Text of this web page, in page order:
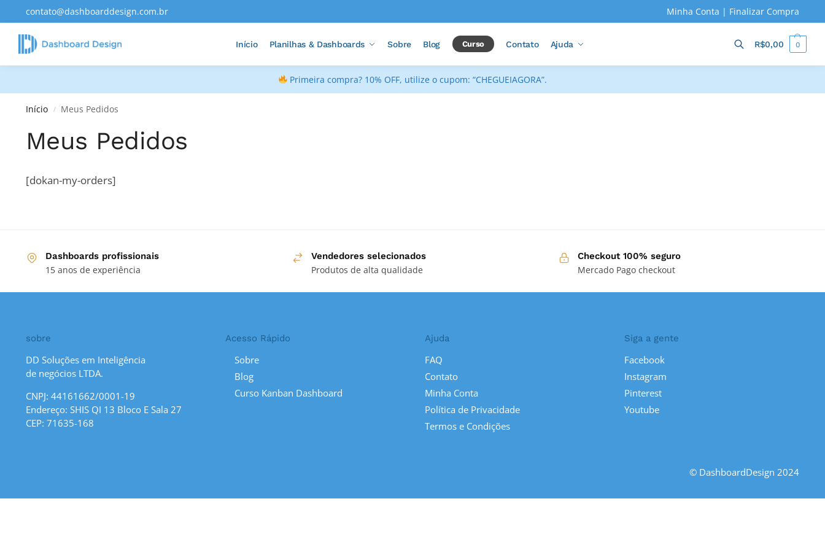
contato@dashboarddesign.com.br Minha Conta | Finalizar Compra
Início Planilhas & Dashboards Sobre Blog Curso Contato Ajuda
Adicionados Recentemente
R$0,00 0
Primeira compra? 10% OFF, utilize o cupom: “CHEGUEIAGORA”.
Início / Meus Pedidos
Meus Pedidos
[dokan-my-orders]
Dashboards profissionais
15 anos de experiência
Vendedores selecionados
Produtos de alta qualidade
Checkout 100% seguro
Mercado Pago checkout
sobre
DD Soluções em Inteligência
de negócios LTDA.
CNPJ: 44161662/0001-19
Endereço: SHIS QI 13 Bloco E Sala 27
CEP: 71635-168
Acesso Rápido
Sobre
Blog
Curso Kanban Dashboard
Ajuda
FAQ
Contato
Minha Conta
Política de Privacidade
Termos e Condições
Siga a gente
Facebook
Instagram
Pinterest
Youtube
© DashboardDesign 2024